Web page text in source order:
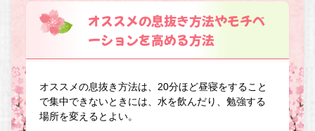
オススメの息抜き方法やモチベ
ーションを高める方法
オススメの息抜き方法は、20分ほど昼寝をすること
で集中できないときには、水を飲んだり、勉強する
場所を変えるとよい。